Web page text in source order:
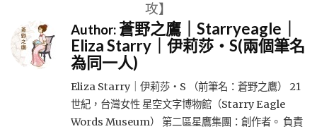
攻】
Author:蒼野之鷹｜Starryeagle｜
Eliza Starry｜伊莉莎・S(兩個筆名
為同一人)
Eliza Starry｜伊莉莎・S （前筆名：蒼野之鷹） 21
世紀，台灣女性 星空文字博物館（Starry Eagle
Words Museum） 第二區星鷹集團：創作者。 負責